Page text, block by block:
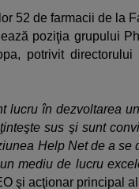
52 de farmacii de la
poziţia grupului
potrivit
lucru în dezvoltarea
sus şi sunt
Help Net de a
mediu de lucru
şi acţionar principal